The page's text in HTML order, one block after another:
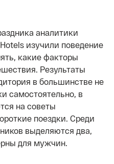
аналитики
изучили поведение
какие факторы
Результаты
в большинстве не
самостоятельно, в
на советы
поездки. Среди
выделяются два,
для мужчин.